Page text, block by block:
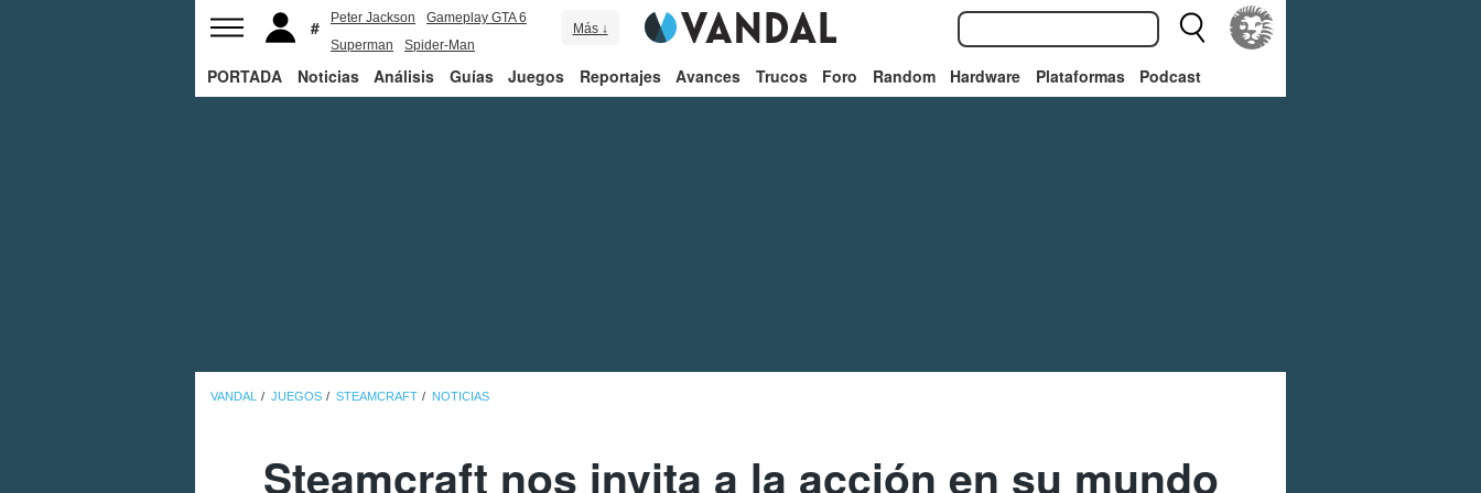
Peter Jackson
Gameplay GTA 6
Superman
Spider-Man
Más ↓
PORTADA Noticias Análisis Guías Juegos Reportajes Avances Trucos Foro Random Hardware Plataformas Podcast
VANDAL JUEGOS STEAMCRAFT NOTICIAS
Steamcraft nos invita a la acción en su mundo